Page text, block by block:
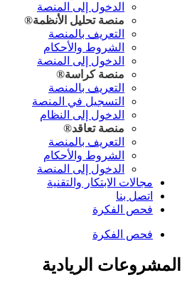
الدخول إلى المنصة
منصة تحليل الأنظمة®
التعريف بالمنصة
الشروط والأحكام
الدخول إلى المنصة
منصةكراسة®
التعريف بالمنصة
التسجيل في المنصة
الدخول إلى النظام
منصة تعاقد®
التعريف بالمنصة
الشروط والأحكام
الدخول إلى المنصة
مجالات الابتكار والتقنية
اتصل بنا
فحص الفكرة
فحص الفكرة
المشروعات الريادية